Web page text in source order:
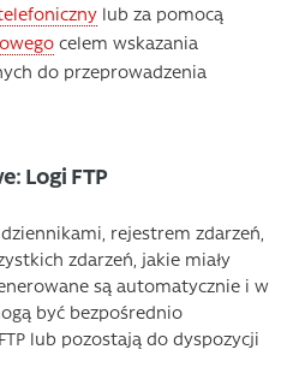
lub za pomocą
celem wskazania
do przeprowadzenia
Logi FTP
rejestrem zdarzeń,
zdarzeń, jakie miały
są automatycznie i w
być bezpośrednio
lub pozostają do dyspozycji